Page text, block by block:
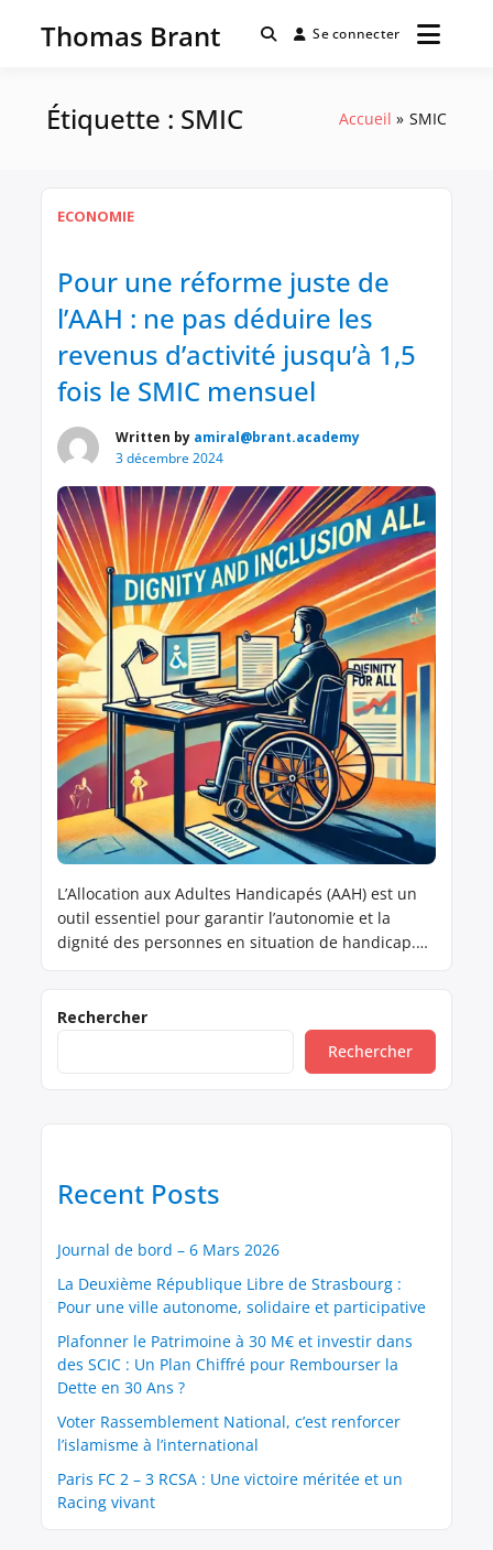
Thomas Brant Se connecter
Étiquette : SMIC Accueil SMIC
ECONOMIE
Pour une réforme juste de
l’AAH : ne pas déduire les
revenus d’activité jusqu’à 1,5
fois le SMIC mensuel
Written by amiral@brant.academy
3 décembre 2024
L’Allocation aux Adultes Handicapés (AAH) est un
outil essentiel pour garantir l’autonomie et la
dignité des personnes en situation de handicap.
injuste, mais il freine également l’inclusion
professionnelle et l’amélioration des conditions de
vie des bénéficiaires. Une réforme s’impose pour
Rechercher
Rechercher
Recent Posts
Journal de bord – 6 Mars 2026
La Deuxième République Libre de Strasbourg :
Pour une ville autonome, solidaire et participative
Plafonner le Patrimoine à 30 M€ et investir dans
des SCIC : Un Plan Chiffré pour Rembourser la
Dette en 30 Ans ?
Voter Rassemblement National, c’est renforcer
l’islamisme à l’international
Paris FC 2 – 3 RCSA : Une victoire méritée et un
Racing vivant